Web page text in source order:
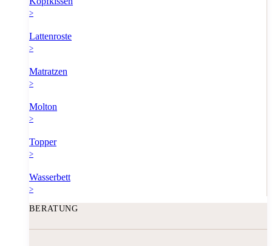
>
Lattenroste
>
Matratzen
>
Molton
>
Topper
>
Wasserbett
>
BERATUNG